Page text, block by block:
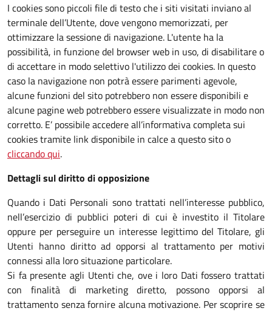
I cookies sono piccoli file di testo che i siti visitati inviano al
terminale dell’Utente, dove vengono memorizzati, per
ottimizzare la sessione di navigazione. L'utente ha la
possibilità, in funzione del browser web in uso, di disabilitare o
di accettare in modo selettivo l'utilizzo dei cookies. In questo
caso la navigazione non potrà essere parimenti agevole,
alcune funzioni del sito potrebbero non essere disponibili e
alcune pagine web potrebbero essere visualizzate in modo non
corretto. E’ possibile accedere all’informativa completa sui
cookies tramite link disponibile in calce a questo sito o
cliccando qui.
Dettagli sul diritto di opposizione
Quando i Dati Personali sono trattati nell’interesse pubblico,
nell’esercizio di pubblici poteri di cui è investito il Titolare
oppure per perseguire un interesse legittimo del Titolare, gli
Utenti hanno diritto ad opporsi al trattamento per motivi
connessi alla loro situazione particolare.
Si fa presente agli Utenti che, ove i loro Dati fossero trattati
con finalità di marketing diretto, possono opporsi al
trattamento senza fornire alcuna motivazione. Per scoprire se